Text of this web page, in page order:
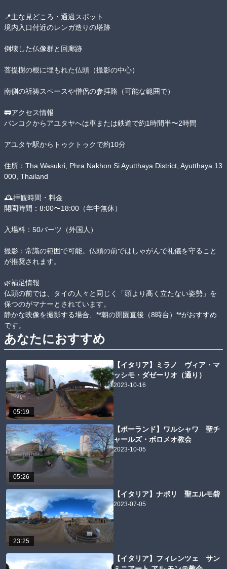
📍主な見どころ・通過スポット
境内入口付近のレンガ造りの塔跡
倒壊した仏像群と回廊跡
菩提樹の根に埋もれた仏頭（撮影の中心）
南側の祈祷スペースや僧侶の参拝路（可能な範囲で）
🚃アクセス情報
バンコクからアユタヤへは車または鉄道で約1時間半〜2時間
アユタヤ駅からトゥクトゥクで約10分
住所：Tha Wasukri, Phra Nakhon Si Ayutthaya District, Ayutthaya 13
000, Thailand
🕰️拝観時間・料金
開園時間：8:00〜18:00（年中無休）
入場料：50バーツ（外国人）
撮影：常識の範囲で可能。仏頭の前ではしゃがんで礼儀を守ること
が推奨されます。
🌿補足情報
仏頭の前では、タイの人々と同じく「頭より高く立たない姿勢」を
保つのがマナーとされています。
静かな映像を撮影する場合、**朝の開園直後（8時台）**がおすすめ
です。
あなたにおすすめ
05:19
【イタリア】ミラノ ヴィア・マ
ッシモ・ダゼーリオ（通り）
2023-10-16
05:26
【ポーランド】ワルシャワ 聖チ
ャールズ・ボロメオ教会
2023-10-05
23:25
【イタリア】ナポリ 聖エルモ砦
2023-07-05
【イタリア】フィレンツェ サン